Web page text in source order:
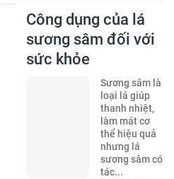
Công dụng của lá
sương sâm đối với
sức khỏe
Sương sâm là
loại lá giúp
thanh nhiệt,
làm mát cơ
thể hiệu quả
nhưng lá
sương sâm có
tác...